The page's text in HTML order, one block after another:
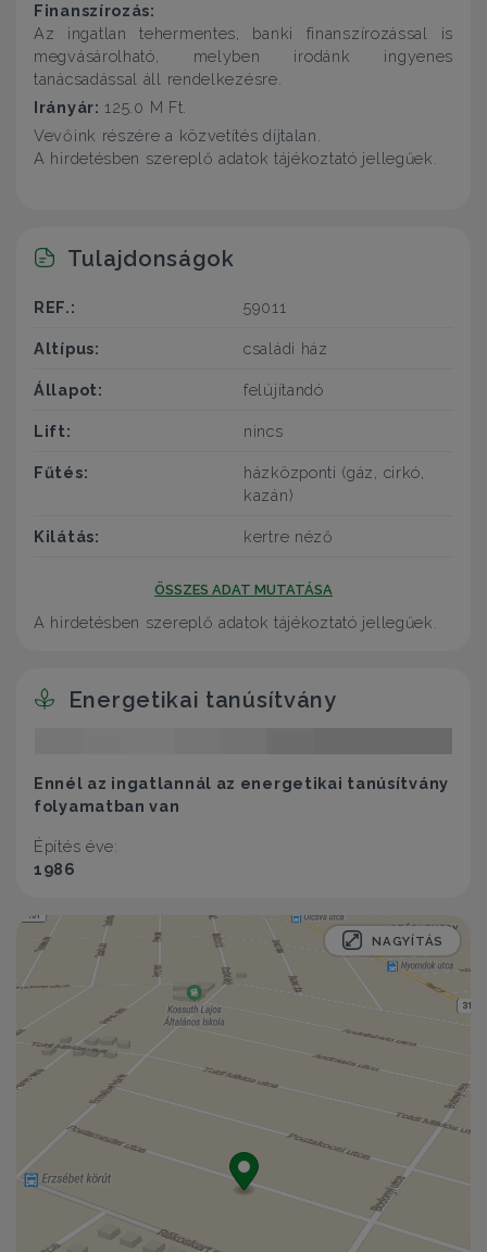
Finanszírozás:
Az ingatlan tehermentes, banki finanszírozással is
megvásárolható, melyben irodánk ingyenes
tanácsadással áll rendelkezésre.
Irányár: 125.0 M Ft.
Vevőink részére a közvetítés díjtalan.
A hirdetésben szereplő adatok tájékoztató jellegűek.
Tulajdonságok
REF.: 59011
Altípus: családi ház
Állapot: felújítandó
Lift: nincs
Fűtés:
házközponti (gáz, cirkó,
kazán)
Kilátás: kertre néző
ÖSSZES ADAT MUTATÁSA
A hirdetésben szereplő adatok tájékoztató jellegűek.
Energetikai tanúsítvány
Ennél az ingatlannál az energetikai tanúsítvány
folyamatban van
Építés éve:
1986
NAGYÍTÁS